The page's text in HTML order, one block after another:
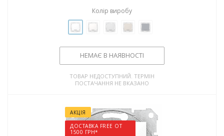
Колір виробу
НЕМАЄ В НАЯВНОСТІ
ТОВАР НЕДОСТУПНИЙ. ТЕРМІН
ПОСТАЧАННЯ НЕ ВКАЗАНО
АКЦІЯ
ДОСТАВКА FREE ОТ
1500 ГРН*